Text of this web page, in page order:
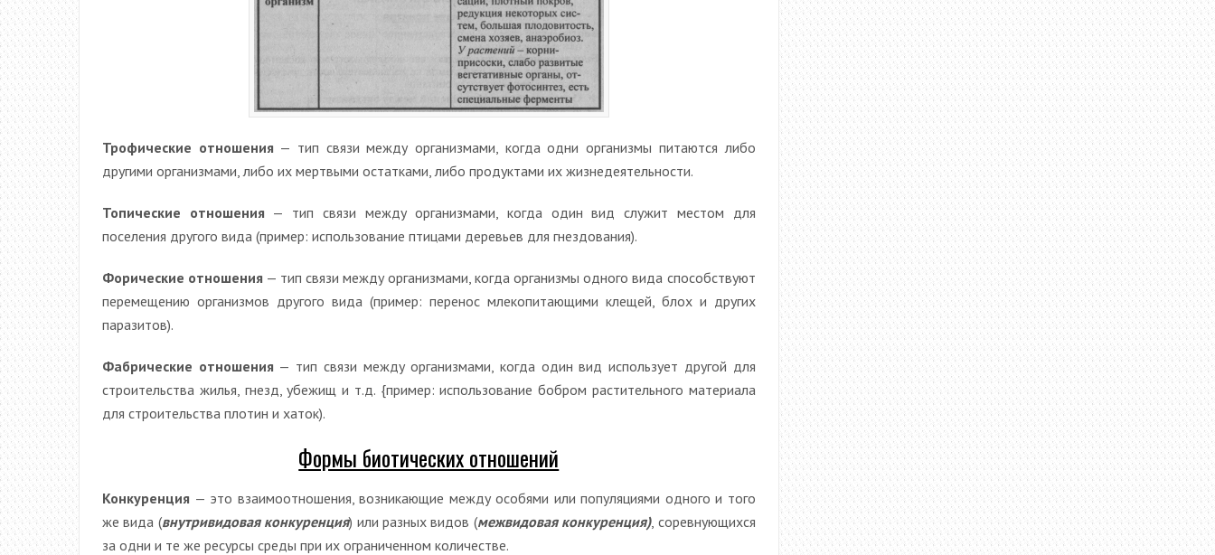
Трофические отношения— тип связи между организмами, когда одни организмы питаются либо
другими организмами, либо их мертвыми остатками, либо продуктами их жизнедеятельности.
Топические отношения— тип связи между организмами, когда один вид служит местом для
поселения другого вида (пример: использование птицами деревьев для гнездования).
Форические отношения — тип связи между организмами, когда организмы одного вида способствуют
перемещению организмов другого вида (пример: перенос млекопитающими клещей, блох и других
паразитов).
Фабрические отношения— тип связи между организмами, когда один вид использует другой для
строительства жилья, гнезд, убежищ и т.д. {пример: использование бобром растительного материала
для строительства плотин и хаток).
Формы биотических отношений
Конкуренция — это взаимоотношения, возникающие между особями или популяциями одного и того
же вида (внутривидовая конкуренция) или разных видов (межвидовая конкуренция), соревнующихся
за одни и те же ресурсы среды при их ограниченном количестве.